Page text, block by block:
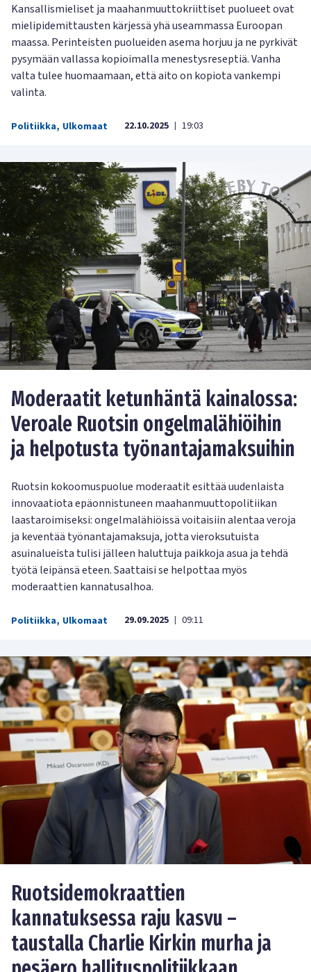
Kansallismieliset ja maahanmuuttokriittiset puolueet ovat
mielipidemittausten kärjessä yhä useammassa Euroopan
maassa. Perinteisten puolueiden asema horjuu ja ne pyrkivät
pysymään vallassa kopioimalla menestysreseptiä. Vanha
valta tulee huomaamaan, että aito on kopiota vankempi
valinta.
Politiikka, Ulkomaat 22.10.2025 | 19:03
Moderaatit ketunhäntä kainalossa:
Veroale Ruotsin ongelmalähiöihin
ja helpotusta työnantajamaksuihin
Ruotsin kokoomuspuolue moderaatit esittää uudenlaista
innovaatiota epäonnistuneen maahanmuuttopolitiikan
laastaroimiseksi: ongelmalähiöissä voitaisiin alentaa veroja
ja keventää työnantajamaksuja, jotta vieroksutuista
asuinalueista tulisi jälleen haluttuja paikkoja asua ja tehdä
työtä leipänsä eteen. Saattaisi se helpottaa myös
moderaattien kannatusalhoa.
Politiikka, Ulkomaat 29.09.2025 | 09:11
Ruotsidemokraattien
kannatuksessa raju kasvu –
taustalla Charlie Kirkin murha ja